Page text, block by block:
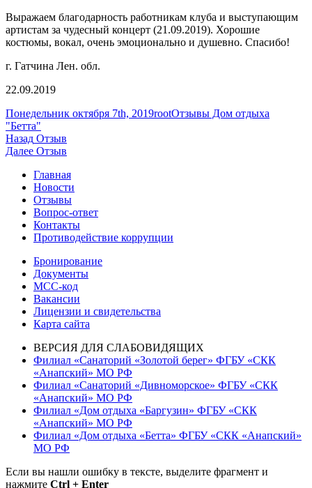
Выражаем благодарность работникам клуба и выступающим
артистам за чудесный концерт (21.09.2019). Хорошие
костюмы, вокал, очень эмоционально и душевно. Спасибо!
г. Гатчина Лен. обл.
22.09.2019
Опубликовано
Понедельник октября 7th, 2019Автор
rootРубрики
Отзывы Дом отдыха
"Бетта"
Навигация
по
записям
Назад Предыдущая
запись:
Отзыв
Далее Следующая
Отзыв
Главная
Новости
Отзывы
Вопрос-ответ
Контакты
Противодействие коррупции
Бронирование
Документы
МСС-код
Вакансии
Лицензии и свидетельства
Карта сайта
ВЕРСИЯ ДЛЯ СЛАБОВИДЯЩИХ
Филиал «Санаторий «Золотой берег» ФГБУ «СКК
«Анапский» МО РФ
Филиал «Санаторий «Дивноморское» ФГБУ «СКК
«Анапский» МО РФ
Филиал «Дом отдыха «Баргузин» ФГБУ «СКК
«Анапский» МО РФ
Филиал «Дом отдыха «Бетта» ФГБУ «СКК «Анапский»
МО РФ
Если вы нашли ошибку в тексте, выделите фрагмент и
нажмите Ctrl + Enter